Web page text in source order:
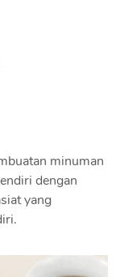
minuman
dengan
yang